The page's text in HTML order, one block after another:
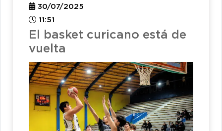
30/07/2025
11:51
El basket curicano está de
vuelta